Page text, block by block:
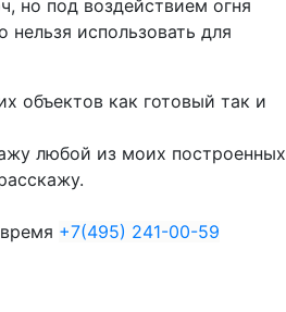
но под воздействием огня
нельзя использовать для
объектов как готовый так и
любой из моих построенных
+7(495) 241-00-59